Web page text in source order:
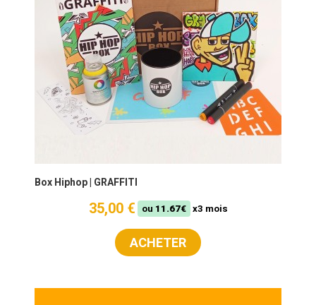
Box Hiphop | GRAFFITI
35,00 € ou 11.67€ x3 mois
ACHETER